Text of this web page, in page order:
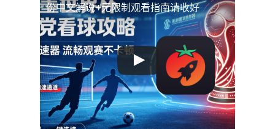
份中文解说+无限制观看指南请收好